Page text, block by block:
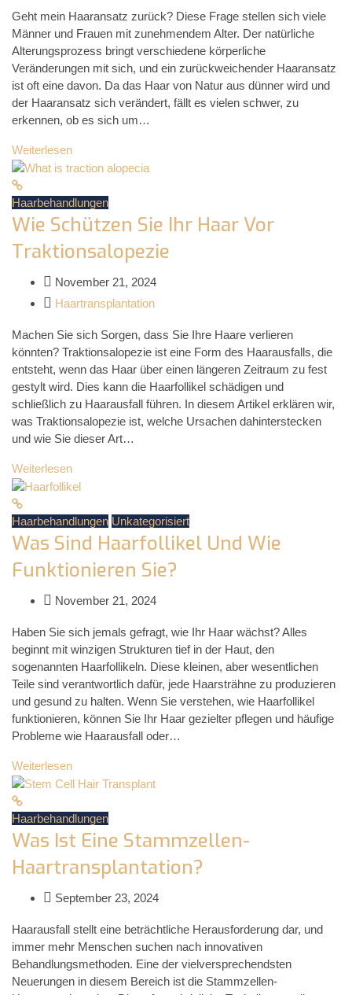
Geht mein Haaransatz zurück? Diese Frage stellen sich viele
Männer und Frauen mit zunehmendem Alter. Der natürliche
Alterungsprozess bringt verschiedene körperliche
Veränderungen mit sich, und ein zurückweichender Haaransatz
ist oft eine davon. Da das Haar von Natur aus dünner wird und
der Haaransatz sich verändert, fällt es vielen schwer, zu
erkennen, ob es sich um…
Weiterlesen
Haarbehandlungen
Wie Schützen Sie Ihr Haar Vor
Traktionsalopezie
November 21, 2024
Haartransplantation
Machen Sie sich Sorgen, dass Sie Ihre Haare verlieren
könnten? Traktionsalopezie ist eine Form des Haarausfalls, die
entsteht, wenn das Haar über einen längeren Zeitraum zu fest
gestylt wird. Dies kann die Haarfollikel schädigen und
schließlich zu Haarausfall führen. In diesem Artikel erklären wir,
was Traktionsalopezie ist, welche Ursachen dahinterstecken
und wie Sie dieser Art…
Weiterlesen
Haarbehandlungen Unkategorisiert
Was Sind Haarfollikel Und Wie
Funktionieren Sie?
November 21, 2024
Haben Sie sich jemals gefragt, wie Ihr Haar wächst? Alles
beginnt mit winzigen Strukturen tief in der Haut, den
sogenannten Haarfollikeln. Diese kleinen, aber wesentlichen
Teile sind verantwortlich dafür, jede Haarsträhne zu produzieren
und gesund zu halten. Wenn Sie verstehen, wie Haarfollikel
funktionieren, können Sie Ihr Haar gezielter pflegen und häufige
Probleme wie Haarausfall oder…
Weiterlesen
Haarbehandlungen
Was Ist Eine Stammzellen-
Haartransplantation?
September 23, 2024
Haarausfall stellt eine beträchtliche Herausforderung dar, und
immer mehr Menschen suchen nach innovativen
Behandlungsmethoden. Eine der vielversprechendsten
Neuerungen in diesem Bereich ist die Stammzellen-